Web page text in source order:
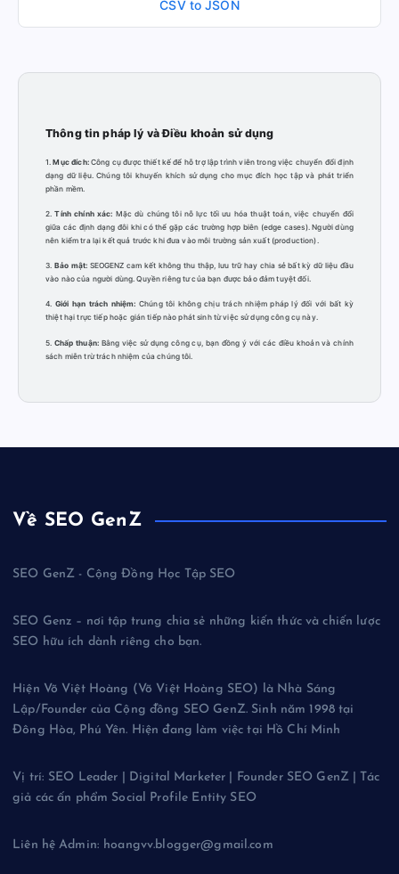
CSV to JSON
Thông tin pháp lý và Điều khoản sử dụng
1.Mục đích:Công cụ được thiết kế để hỗ trợ lập trình viên trong việc chuyển đổi định
dạng dữ liệu. Chúng tôi khuyến khích sử dụng cho mục đích học tập và phát triển
phần mềm.
2.Tính chính xác: Mặc dù chúng tôi nỗ lực tối ưu hóa thuật toán, việc chuyển đổi
giữa các định dạng đôi khi có thể gặp các trường hợp biên (edge cases). Người dùng
nên kiểm tra lại kết quả trước khi đưa vào môi trường sản xuất (production).
3. Bảo mật: SEOGENZ cam kết không thu thập, lưu trữ hay chia sẻ bất kỳ dữ liệu đầu
vào nào của người dùng. Quyền riêng tư của bạn được bảo đảm tuyệt đối.
4. Giới hạn trách nhiệm: Chúng tôi không chịu trách nhiệm pháp lý đối với bất kỳ
thiệt hại trực tiếp hoặc gián tiếp nào phát sinh từ việc sử dụng công cụ này.
5. Chấp thuận: Bằng việc sử dụng công cụ, bạn đồng ý với các điều khoản và chính
sách miễn trừ trách nhiệm của chúng tôi.
Về SEO GenZ
SEO GenZ - Cộng Đồng Học Tập SEO
SEO Genz – nơi tập trung chia sẻ những kiến thức và chiến lược
SEO hữu ích dành riêng cho bạn.
Hiện Võ Việt Hoàng (Võ Việt Hoàng SEO) là Nhà Sáng
Lập/Founder của Cộng đồng SEO GenZ. Sinh năm 1998 tại
Đông Hòa, Phú Yên. Hiện đang làm việc tại Hồ Chí Minh
Vị trí: SEO Leader | Digital Marketer | Founder SEO GenZ | Tác
giả các ấn phẩm Social Profile Entity SEO
Liên hệ Admin: hoangvv.blogger@gmail.com